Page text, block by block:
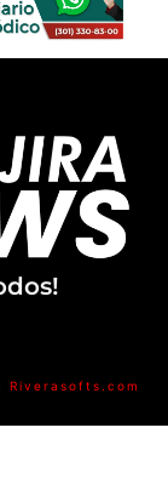
Riverasofts.com